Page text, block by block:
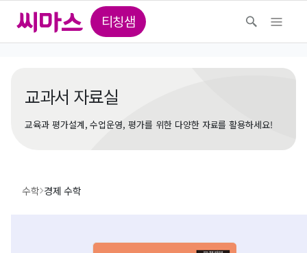
티칭샘
교과서 자료실
교육과 평가설계, 수업운영, 평가를 위한 다양한 자료를 활용하세요!
수학 경제 수학